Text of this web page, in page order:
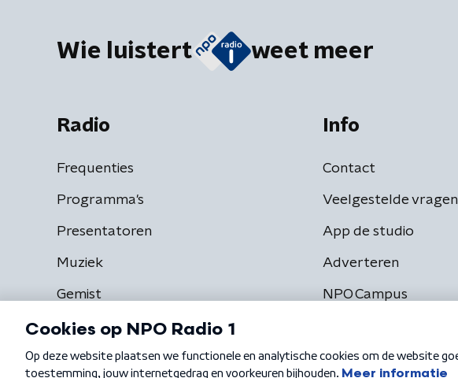
Wie luistert weet meer
Radio
Frequenties
Programma's
Presentatoren
Muziek
Gemist
Info
Contact
Veelgestelde vragen
App de studio
Adverteren
NPO Campus